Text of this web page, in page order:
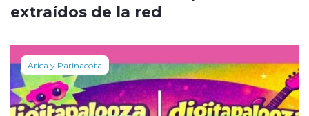
extraídos de la red
Arica y Parinacota